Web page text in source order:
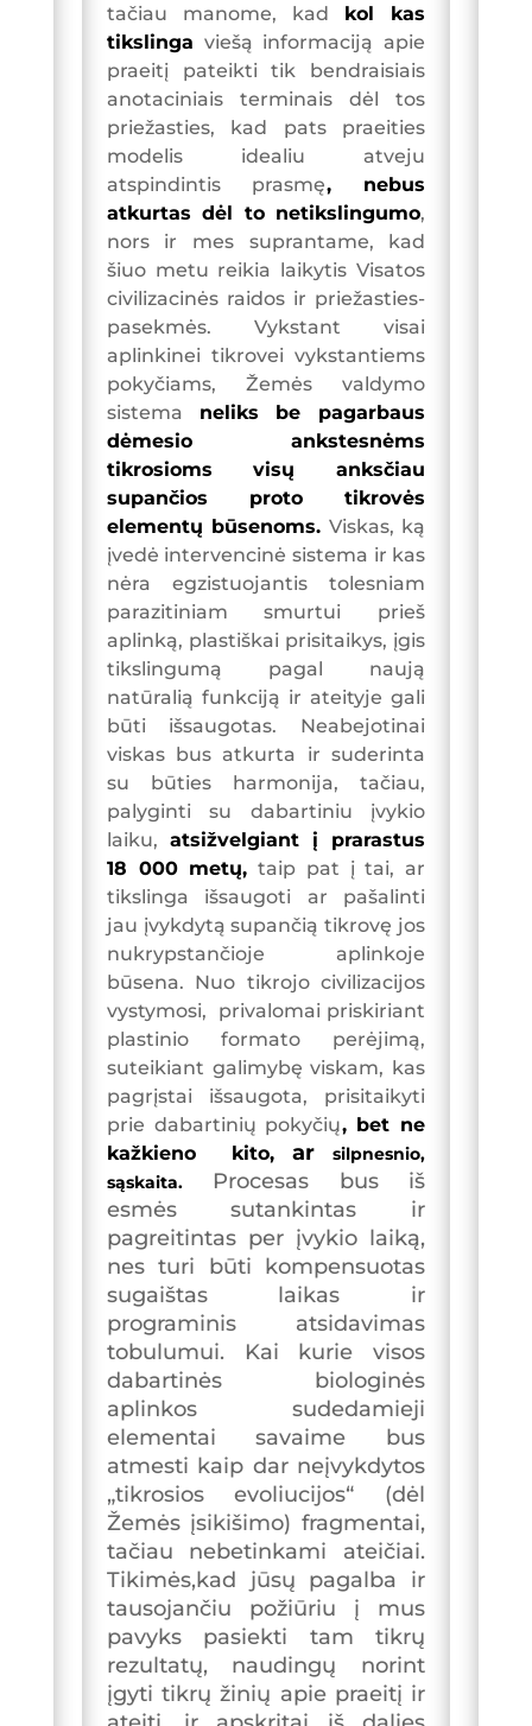
tačiau manome, kad kol kas
tikslinga viešą informaciją apie
praeitį pateikti tik bendraisiais
anotaciniais terminais dėl tos
priežasties, kad pats praeities
modelis idealiu atveju
atspindintis prasmę, nebus
atkurtas dėl to netikslingumo,
nors ir mes suprantame, kad
šiuo metu reikia laikytis Visatos
civilizacinės raidos ir priežasties-
pasekmės. Vykstant visai
aplinkinei tikrovei vykstantiems
pokyčiams, Žemės valdymo
sistema neliks be pagarbaus
dėmesio ankstesnėms
tikrosioms visų anksčiau
supančios proto tikrovės
elementų būsenoms. Viskas, ką
įvedė intervencinė sistema ir kas
nėra egzistuojantis tolesniam
parazitiniam smurtui prieš
aplinką, plastiškai prisitaikys, įgis
tikslingumą pagal naują
natūralią funkciją ir ateityje gali
būti išsaugotas. Neabejotinai
viskas bus atkurta ir suderinta
su būties harmonija, tačiau,
palyginti su dabartiniu įvykio
laiku, atsižvelgiant į prarastus
18 000 metų, taip pat į tai, ar
tikslinga išsaugoti ar pašalinti
jau įvykdytą supančią tikrovę jos
nukrypstančioje aplinkoje
būsena. Nuo tikrojo civilizacijos
vystymosi, privalomai priskiriant
plastinio formato perėjimą,
suteikiant galimybę viskam, kas
pagrįstai išsaugota, prisitaikyti
prie dabartinių pokyčių, bet ne
kažkieno kito,arsilpnesnio,
sąskaita.Procesas bus iš
esmės sutankintas ir
pagreitintas per įvykio laiką,
nes turi būti kompensuotas
sugaištas laikas ir
programinis atsidavimas
tobulumui. Kai kurie visos
dabartinės biologinės
aplinkos sudedamieji
elementai savaime bus
atmesti kaip dar neįvykdytos
„tikrosios evoliucijos“ (dėl
Žemės įsikišimo) fragmentai,
tačiau nebetinkami ateičiai.
Tikimės,kad jūsų pagalba ir
tausojančiu požiūriu į mus
pavyks pasiekti tam tikrų
rezultatų, naudingų norint
įgyti tikrų žinių apie praeitį ir